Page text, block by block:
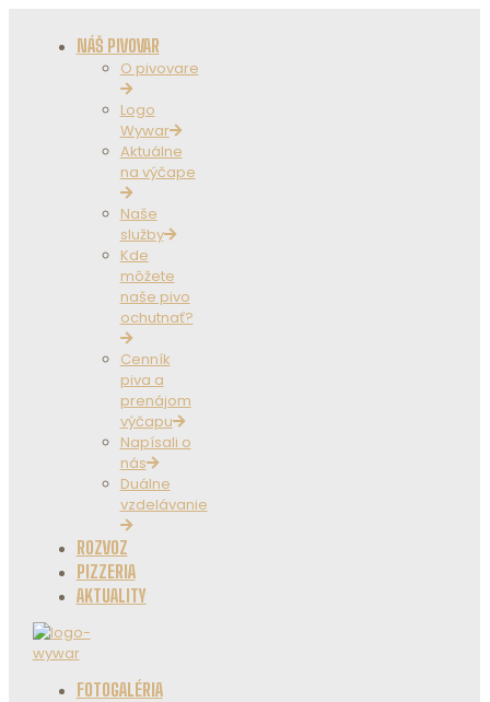
NÁŠ PIVOVAR
O pivovare
Logo
Wywar
Aktuálne
na výčape
Naše
služby
Kde
môžete
naše pivo
ochutnať?
Cenník
piva a
prenájom
výčapu
Napísali o
nás
Duálne
vzdelávanie
ROZVOZ
PIZZERIA
AKTUALITY
FOTOGALÉRIA